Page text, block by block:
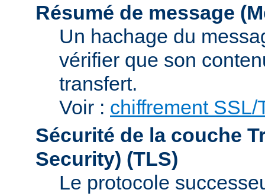
Résumé de message
Un hachage du
vérifier que son
transfert.
Voir : chiffrement SSL/
Sécurité de la couche
Security) (TLS)
Le protocole